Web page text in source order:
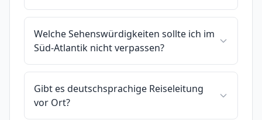
Welche Sehenswürdigkeiten sollte ich im
Süd-Atlantik nicht verpassen?
Gibt es deutschsprachige Reiseleitung
vor Ort?